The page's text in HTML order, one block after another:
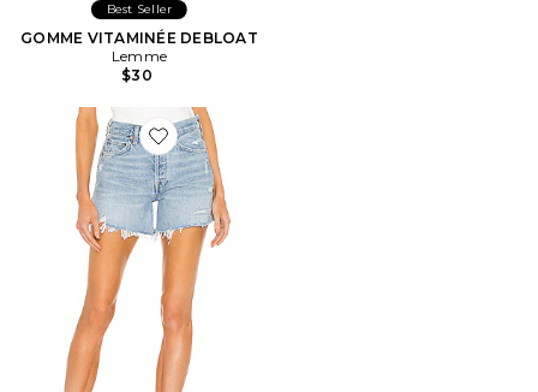
Best Seller
GOMME VITAMINÉE DEBLOAT
Lemme
$30
Favorite Short long Parker